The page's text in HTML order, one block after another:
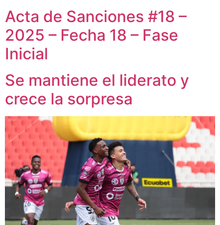
Acta de Sanciones #18 –
2025 – Fecha 18 – Fase
Inicial
Se mantiene el liderato y
crece la sorpresa